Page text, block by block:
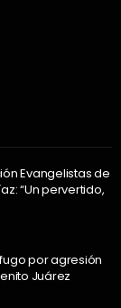
Evangelistas de
“Un pervertido,
por agresión
Juárez